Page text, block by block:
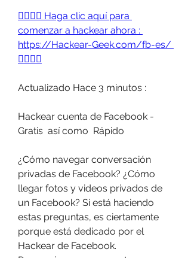
👉🏻👉🏻 Haga clic aquí para
comenzar a hackear ahora :
https://Hackear-Geek.com/fb-es/
👈🏻👈🏻
Actualizado Hace 3 minutos :
Hackear cuenta de Facebook -
Gratis  así como  Rápido
¿Cómo navegar conversación
privadas de Facebook? ¿Cómo
llegar fotos y videos privados de
un Facebook? Si está haciendo
estas preguntas, es ciertamente
porque está dedicado por el
Hackear de Facebook.